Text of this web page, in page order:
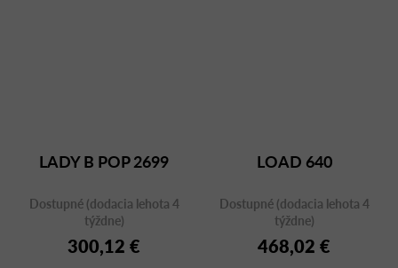
LADY B POP 2699
Dostupné (dodacia lehota 4
týždne)
300,12 €
LOAD 640
Dostupné (dodacia lehota 4
týždne)
468,02 €